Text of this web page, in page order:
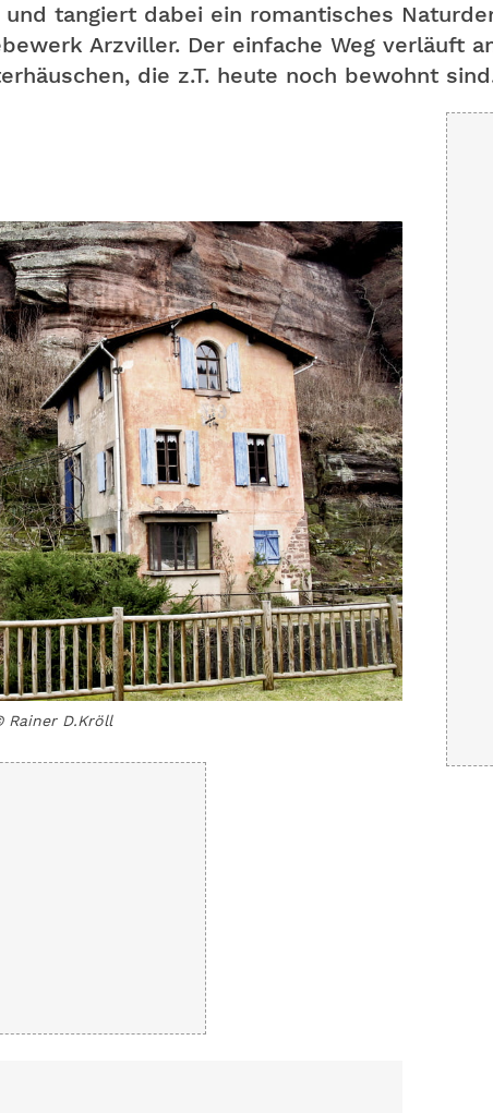
tangiert dabei ein romantisches
Arzviller. Der einfache Weg verläuft
die z.T. heute noch bewohnt
Rainer D.Kröll